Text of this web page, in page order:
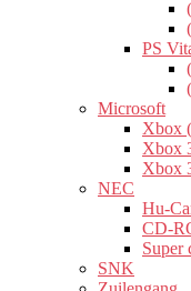
PS
Microsoft
Xbox
Xbox
Xbox
NEC
Hu-
CD-
Super
SNK